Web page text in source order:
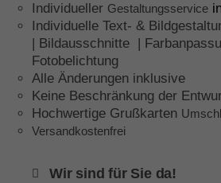
Individueller Gestaltungsservice
Individuelle Text- &
| Bildausschnitte |
Fotobelichtung
Alle Änderungen inklusive
Keine Beschränkung der
Hochwertige Grußkarten
Versandkostenfrei
Wir sind für Sie da!